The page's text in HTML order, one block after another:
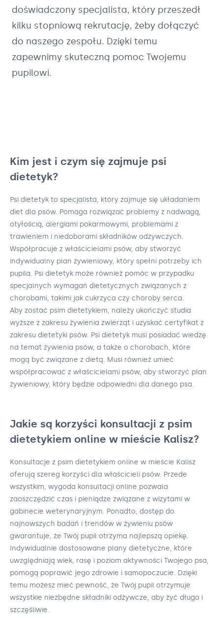
doświadczony specjalista, który przeszedł
kilku stopniową rekrutację, żeby dołączyć
do naszego zespołu. Dzięki temu
zapewnimy skuteczną pomoc Twojemu
pupilowi.
Kim jest i czym się zajmuje psi
dietetyk?
Psi dietetyk to specjalista, który zajmuje się układaniem
diet dla psów. Pomaga rozwiązać problemy z nadwagą,
otyłością, alergiami pokarmowymi, problemami z
trawieniem i niedoborami składników odżywczych.
Współpracuje z właścicielami psów, aby stworzyć
indywidualny plan żywieniowy, który spełni potrzeby ich
pupila. Psi dietetyk może również pomóc w przypadku
specjalnych wymagań dietetycznych związanych z
chorobami, takimi jak cukrzyca czy choroby serca.
Aby zostać psim dietetykiem, należy ukończyć studia
wyższe z zakresu żywienia zwierząt i uzyskać certyfikat z
zakresu dietetyki psów. Psi dietetyk musi posiadać wiedzę
na temat żywienia psów, a także o chorobach, które
mogą być związane z dietą. Musi również umieć
współpracować z właścicielami psów, aby stworzyć plan
żywieniowy, który będzie odpowiedni dla danego psa.
Jakie są korzyści konsultacji z psim
dietetykiem online w mieście Kalisz?
Konsultacje z psim dietetykiem online w mieście Kalisz
oferują szereg korzyści dla właścicieli psów. Przede
wszystkim, wygoda konsultacji online pozwala
zaoszczędzić czas i pieniądze związane z wizytami w
gabinecie weterynaryjnym. Ponadto, dostęp do
najnowszych badań i trendów w żywieniu psów
gwarantuje, że Twój pupil otrzyma najlepszą opiekę.
Indywidualnie dostosowane plany dietetyczne, które
uwzględniają wiek, rasę i poziom aktywności Twojego psa,
pomogą poprawić jego zdrowie i samopoczucie. Dzięki
temu możesz mieć pewność, że Twój pupil otrzymuje
wszystkie niezbędne składniki odżywcze, aby żyć długo i
szczęśliwie.